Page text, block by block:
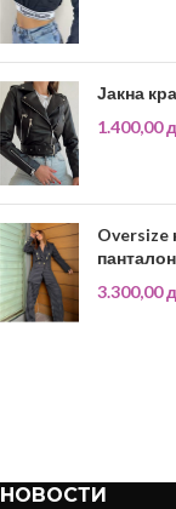
Јакна
1.400,00
Oversize
3.300,00
НОВОСТИ